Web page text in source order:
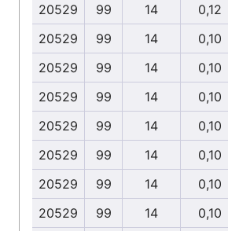
20529
99 14
0,12
20529
99 14
0,10
20529
99 14
0,10
20529
99 14
0,10
20529
99 14
0,10
20529
99 14
0,10
20529
99 14
0,10
20529
99 14
0,10